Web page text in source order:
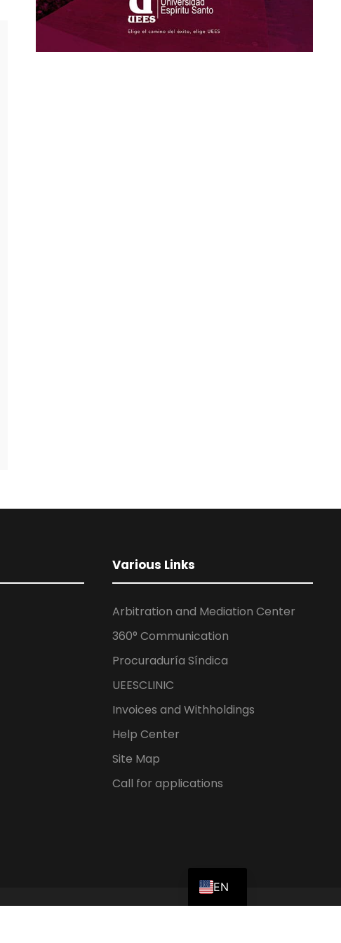
Various Links
Arbitration and Mediation Center
360° Communication
Procuraduría Síndica
UEESCLINIC
Invoices and Withholdings
Help Center
Site Map
Call for applications
EN